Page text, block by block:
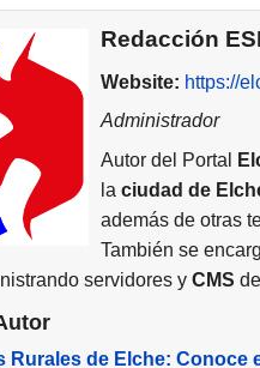
Redacción
Website: https://
Administrador
Autor del Portal
la ciudad de
además de otras
También se
servidores y CMS
Rurales de Elche: Conoce